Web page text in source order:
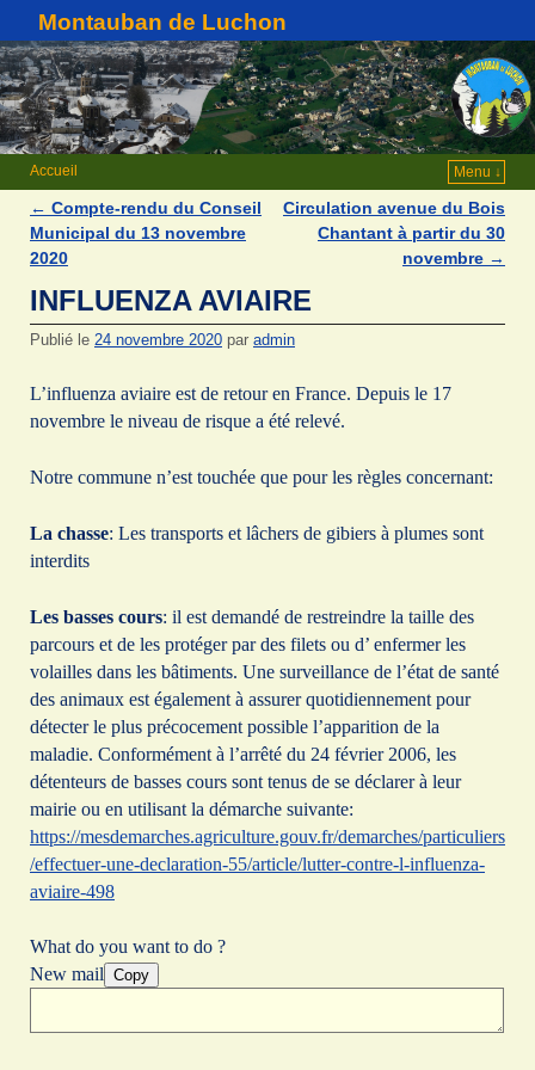
Montauban de Luchon
Accueil Menu ↓
Navigation des articles
← Compte-rendu du Conseil
Municipal du 13 novembre
2020
Circulation avenue du Bois
Chantant à partir du 30
novembre →
INFLUENZA AVIAIRE
Publié le 24 novembre 2020 par admin
L’influenza aviaire est de retour en France. Depuis le 17
novembre le niveau de risque a été relevé.
Notre commune n’est touchée que pour les règles concernant:
La chasse: Les transports et lâchers de gibiers à plumes sont
interdits
Les basses cours: il est demandé de restreindre la taille des
parcours et de les protéger par des filets ou d’ enfermer les
volailles dans les bâtiments. Une surveillance de l’état de santé
des animaux est également à assurer quotidiennement pour
détecter le plus précocement possible l’apparition de la
maladie. Conformément à l’arrêté du 24 février 2006, les
détenteurs de basses cours sont tenus de se déclarer à leur
mairie ou en utilisant la démarche suivante:
https://mesdemarches.agriculture.gouv.fr/demarches/particuliers
/effectuer-une-declaration-55/article/lutter-contre-l-influenza-
aviaire-498
What do you want to do ?
New mail Copy